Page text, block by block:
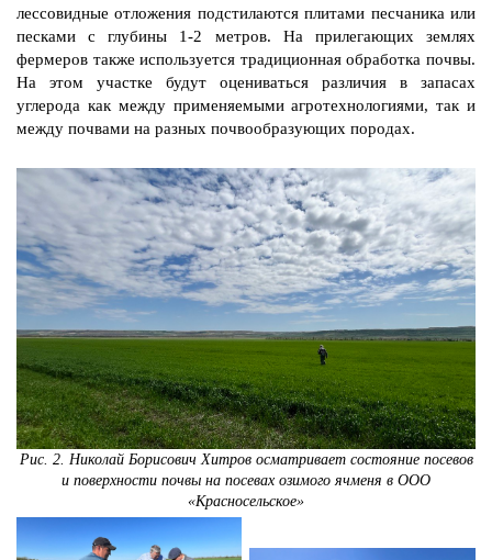
лессовидные отложения подстилаются плитами песчаника или
песками с глубины 1-2 метров. На прилегающих землях
фермеров также используется традиционная обработка почвы.
На этом участке будут оцениваться различия в запасах
углерода как между применяемыми агротехнологиями, так и
между почвами на разных почвообразующих породах.
Рис. 2. Николай Борисович Хитров осматривает состояние посевов
и поверхности почвы на посевах озимого ячменя в ООО
«Красносельское»